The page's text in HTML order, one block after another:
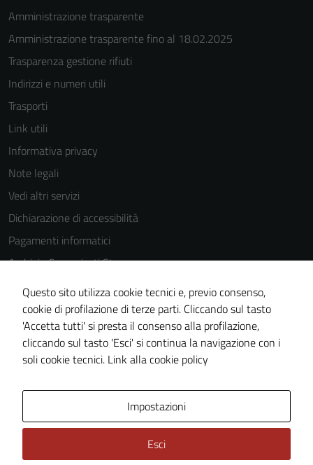
Amministrazione trasparente
Amministrazione trasparente fino al 18.02.2025
Trasparenza gestione rifiuti
Indirizzi e numeri utili
Trasporti
Link utili
Informativa privacy
Note legali
Vedi altri servizi
Dichiarazione di accessibilità
Pagamenti informatici
Archivio Comunicati Stampa
SEGUICI SU
FacebookYouTubeTelegramWhatsAppFeed RSS
Mappa del sito Statistiche
Piano di miglioramento
Questo sito utilizza cookie tecnici e, previo consenso,
cookie di profilazione di terze parti. Cliccando sul tasto
'Accetta tutti' si presta il consenso alla profilazione,
cliccando sul tasto 'Esci' si continua la navigazione con i
soli cookie tecnici. Link alla cookie policy
Impostazioni
Esci
funzionalità
these
some
functionality
will
disappear
from the